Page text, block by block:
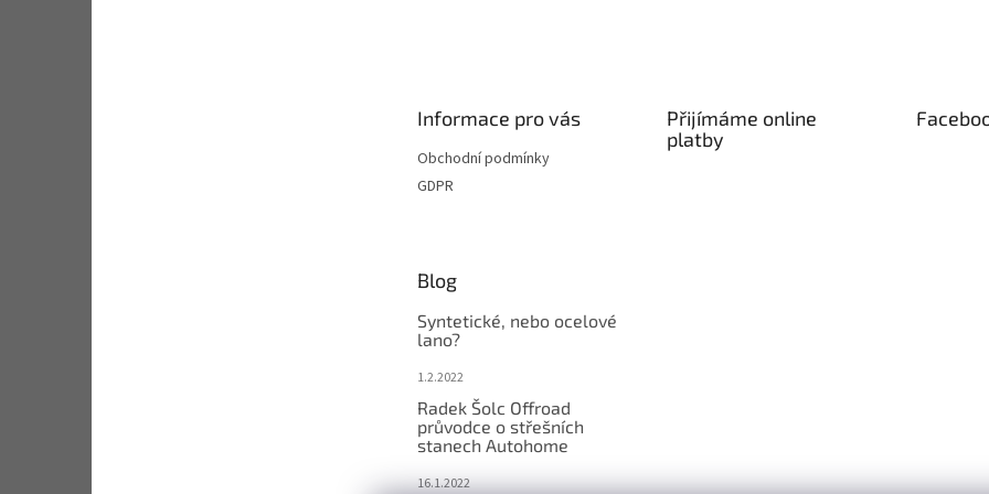
Informace pro vás
Obchodní podmínky
GDPR
Přijímáme online
platby
Blog
Syntetické, nebo ocelové
lano?
1.2.2022
Radek Šolc Offroad
průvodce o střešních
stanech Autohome
16.1.2022